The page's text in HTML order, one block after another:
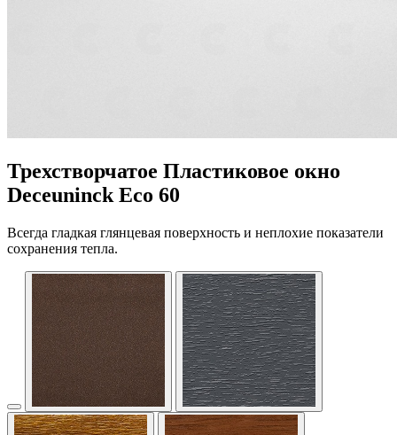
Трехстворчатое Пластиковое окно
Deceuninck Eco 60
Всегда гладкая глянцевая поверхность и неплохие показатели
сохранения тепла.